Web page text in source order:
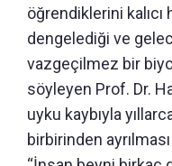
öğrendiklerini kalıcı
dengelediği ve
vazgeçilmez bir
söyleyen Prof. Dr.
uyku kaybıyla
birbirinden